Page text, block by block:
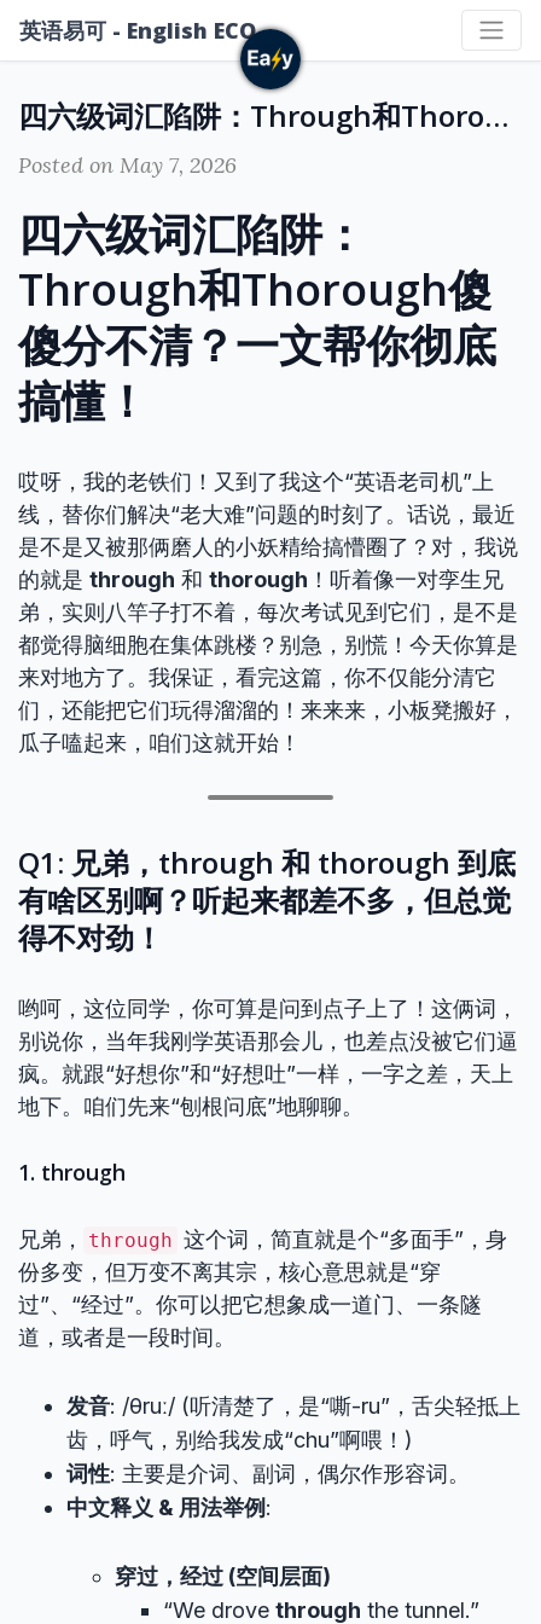
英语易可 - English ECO
四六级词汇陷阱：Through和Thorough傻傻分不清？一文帮你彻底搞懂！
Posted on May 7, 2026
四六级词汇陷阱：
Through和Thorough傻
傻分不清？一文帮你彻底
搞懂！
哎呀，我的老铁们！又到了我这个“英语老司机”上
线，替你们解决“老大难”问题的时刻了。话说，最近
是不是又被那俩磨人的小妖精给搞懵圈了？对，我说
的就是 through 和 thorough ！听着像一对孪生兄
弟，实则八竿子打不着，每次考试见到它们，是不是
都觉得脑细胞在集体跳楼？别急，别慌！今天你算是
来对地方了。我保证，看完这篇，你不仅能分清它
们，还能把它们玩得溜溜的！来来来，小板凳搬好，
瓜子嗑起来，咱们这就开始！
Q1: 兄弟，through 和 thorough 到底
有啥区别啊？听起来都差不多，但总觉
得不对劲！
哟呵，这位同学，你可算是问到点子上了！这俩词，
别说你，当年我刚学英语那会儿，也差点没被它们逼
疯。就跟“好想你”和“好想吐”一样，一字之差，天上
地下。咱们先来“刨根问底”地聊聊。
1. through
兄弟， through 这个词，简直就是个“多面手”，身
份多变，但万变不离其宗，核心意思就是“穿
过”、“经过”。你可以把它想象成一道门、一条隧
道，或者是一段时间。
发音: /θruː/ (听清楚了，是“嘶-ru”，舌尖轻抵上
齿，呼气，别给我发成“chu”啊喂！)
词性: 主要是介词、副词，偶尔作形容词。
中文释义 & 用法举例:
穿过，经过 (空间层面)
“We drove through the tunnel.”